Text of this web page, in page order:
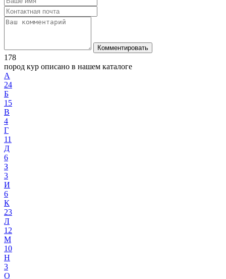
Комментировать
178
пород кур описано в нашем каталоге
А
24
Б
15
В
4
Г
11
Д
6
З
3
И
6
К
23
Л
12
М
10
Н
3
О